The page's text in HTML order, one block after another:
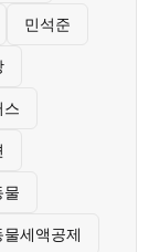
민석준
스
물
물세액공제